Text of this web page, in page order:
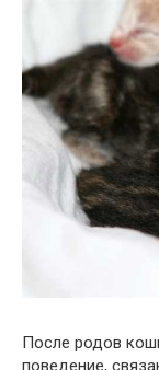
После родов
поведение,